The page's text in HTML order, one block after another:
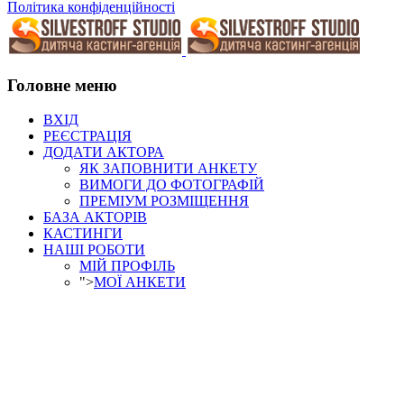
Політика конфіденційності
Головне меню
ВХІД
РЕЄСТРАЦІЯ
ДОДАТИ АКТОРА
ЯК ЗАПОВНИТИ АНКЕТУ
ВИМОГИ ДО ФОТОГРАФІЙ
ПРЕМІУМ РОЗМІЩЕННЯ
БАЗА АКТОРІВ
КАСТИНГИ
НАШІ РОБОТИ
МІЙ ПРОФІЛЬ
">МОЇ АНКЕТИ